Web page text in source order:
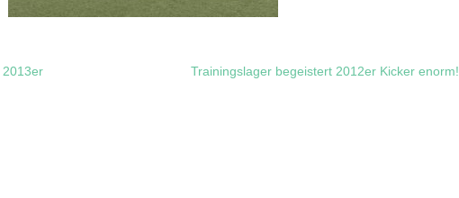
2013er Trainingslager begeistert 2012er Kicker enorm!